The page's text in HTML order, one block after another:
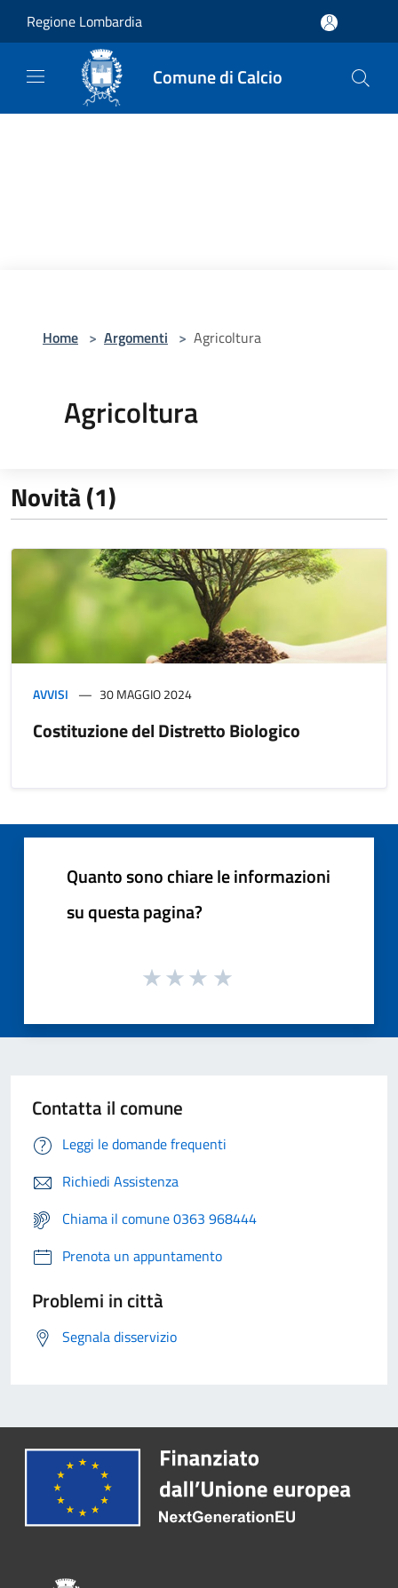
Regione Lombardia
Comune di Calcio
Home > Argomenti > Agricoltura
Agricoltura
Novità (1)
AVVISI 30 MAGGIO 2024
Costituzione del Distretto Biologico
Quanto sono chiare le informazioni
su questa pagina?
Contatta il comune
Leggi le domande frequenti
Richiedi Assistenza
Chiama il comune 0363 968444
Prenota un appuntamento
Problemi in città
Segnala disservizio